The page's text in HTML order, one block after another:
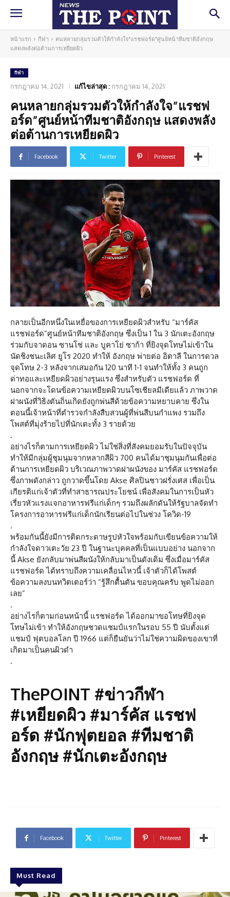
หน้าแรก กีฬา
คนหลายกลุ่มรวมตัวให้กำลังใจ"แรชฟอร์ด"ศูนย์หน้าทีมชาติอังกฤษ
แสดงพลังต่อต้านการเหยียดผิว
กีฬา
กรกฎาคม 14, 2021 แก้ไขล่าสุด : กรกฎาคม 14, 2021
คนหลายกลุ่มรวมตัวให้กำลังใจ”แรชฟ
อร์ด”ศูนย์หน้าทีมชาติอังกฤษ แสดงพลัง
ต่อต้านการเหยียดผิว
Facebook Twitter Pinterest
กลายเป็นอีกหนึ่งในเหยื่อของการเหยียดผิวสำหรับ “มาร์คัส
แรชฟอร์ด”ศูนย์หน้าทีมชาติอังกฤษ ซึ่งเป็น 1 ใน 3 นักเตะอังกฤษ
ร่วมกับจาดอน ซานโช่ และ บูคาโย่ ซาก้า ที่ยิงจุดโทษไม่เข้าใน
นัดชิงชนะเลิศ ยูโร 2020 ทำให้ อังกฤษ พ่ายต่อ อิตาลี ในการดวล
จุดโทษ 2-3 หลังจากเสมอกัน 120 นาที 1-1 จนทำให้ทั้ง 3 คนถูก
ด่าทอและเหยียดผิวอย่างรุนแรง ซึ่งสำหรับตัว แรชฟอร์ด ที่
นอกจากจะโดนข้อความเหยียดผิวบนโซเชียลมีเดียแล้ว ภาพวาด
ฝาผนังที่วิธิงตันถิ่นเกิดยังถูกพ่นสีด้วยข้อความหยาบคาย ซึ่งใน
ตอนนี้เจ้าหน้าที่ตำรวจกำลังสืบสวนผู้ที่พ่นสีบนกำแพง รวมถึง
โพสต์ที่มุ่งร้ายไปที่นักเตะทั้ง 3 รายด้วย
.
อย่างไรก็ตามการเหยียดผิว ไม่ใช่สิ่งที่สังคมยอมรับในปัจจุบัน
ทำให้มีกลุ่มผู้ชุมนุมจากหลากสีผิว 700 คนได้มาชุมนุมกันเพื่อต่อ
ต้านการเหยียดผิว บริเวณภาพวาดฝาผนังของ มาร์คัส แรชฟอร์ด
ซึ่งภาพดังกล่าว ถูกวาดขึ้นโดย Akse ศิลปินชาวฝรั่งเศส เพื่อเป็น
เกียรติแก่เจ้าตัวที่ทำสาธารณประโยชน์ เพื่อสังคมในการเป็นหัว
เรี่ยวหัวแรงแจกอาหารฟรีแก่เด็กๆ รวมถึงผลักดันให้รัฐบาลจัดทำ
โครงการอาหารฟรีแก่เด็กนักเรียนต่อไปในช่วง โควิด-19
.
พร้อมกันนี้ยังมีการติดกระดาษรูปหัวใจพร้อมกับเขียนข้อความให้
กำลังใจดาวเตะวัย 23 ปี ในฐานะบุคคลที่เป็นแบบอย่าง นอกจาก
นี้ Akse ยังกลับมาพ่นสีผนังให้กลับมาเป็นดังเดิม ซึ่งเมื่อมาร์คัส
แรชฟอร์ด ได้ทราบถึงความเคลื่อนไหวนี้ เจ้าตัวก็ได้โพสต์
ข้อความลงบนทวิตเตอร์ว่า “รู้สึกตื้นตัน ขอบคุณครับ พูดไม่ออก
เลย”
.
อย่างไรก็ตามก่อนหน้านี้ แรชฟอร์ด ได้ออกมาขอโทษที่ยิงจุด
โทษไม่เข้า ทำให้อังกฤษชวดแชมป์แรกในรอบ 55 ปี นับตั้งแต่
แชมป์ ฟุตบอลโลก ปี 1966 แต่ก็ยืนยันว่าไม่ใช่ความผิดของเขาที่
เกิดมาเป็นคนผิวดำ
.
ThePOINT #ข่าวกีฬา
#เหยียดผิว #มาร์คัส แรชฟ
อร์ด #นักฟุตยอล #ทีมชาติ
อังกฤษ #นักเตะอังกฤษ
Facebook Twitter Pinterest
Must Read